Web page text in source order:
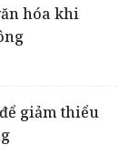
hóa khi
giảm thiểu